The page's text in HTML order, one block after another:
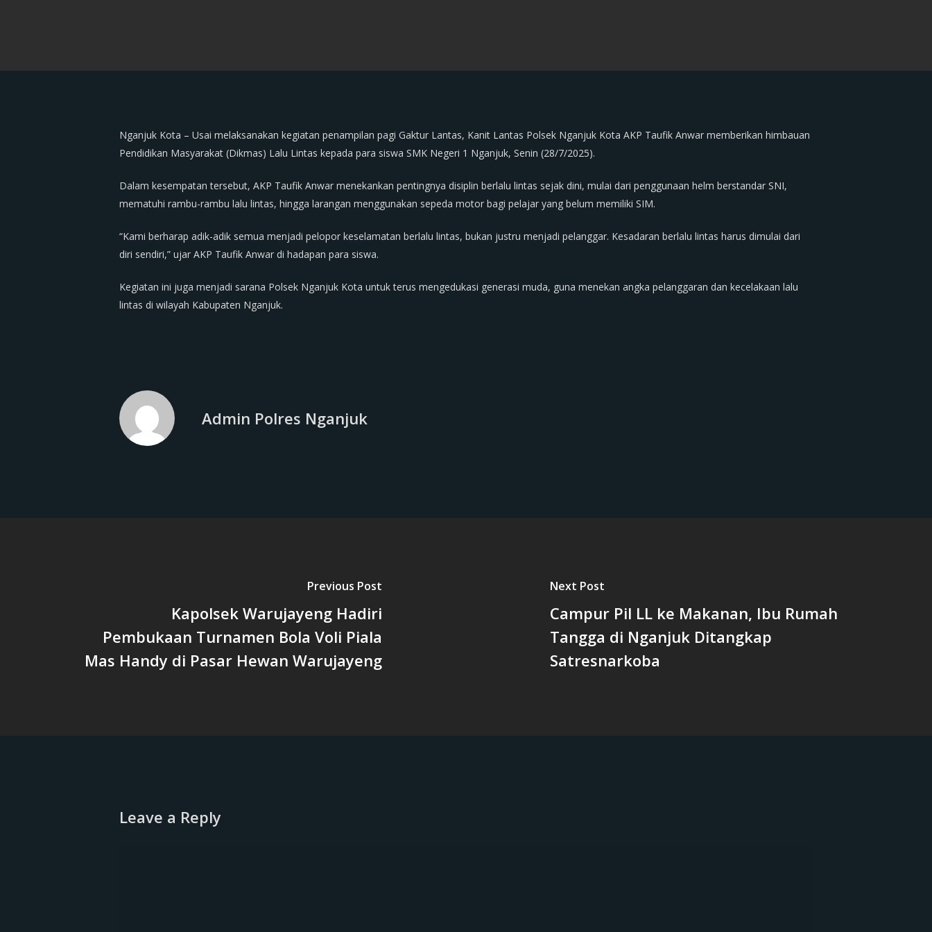
Nganjuk Kota – Usai melaksanakan kegiatan penampilan pagi Gaktur Lantas, Kanit Lantas Polsek Nganjuk Kota AKP Taufik Anwar memberikan himbauan
Pendidikan Masyarakat (Dikmas) Lalu Lintas kepada para siswa SMK Negeri 1 Nganjuk, Senin (28/7/2025).
Dalam kesempatan tersebut, AKP Taufik Anwar menekankan pentingnya disiplin berlalu lintas sejak dini, mulai dari penggunaan helm berstandar SNI,
mematuhi rambu-rambu lalu lintas, hingga larangan menggunakan sepeda motor bagi pelajar yang belum memiliki SIM.
“Kami berharap adik-adik semua menjadi pelopor keselamatan berlalu lintas, bukan justru menjadi pelanggar. Kesadaran berlalu lintas harus dimulai dari
diri sendiri,” ujar AKP Taufik Anwar di hadapan para siswa.
Kegiatan ini juga menjadi sarana Polsek Nganjuk Kota untuk terus mengedukasi generasi muda, guna menekan angka pelanggaran dan kecelakaan lalu
lintas di wilayah Kabupaten Nganjuk.
Admin Polres Nganjuk
Previous Post
Kapolsek Warujayeng Hadiri
Pembukaan Turnamen Bola Voli Piala
Mas Handy di Pasar Hewan Warujayeng
Next Post
Campur Pil LL ke Makanan, Ibu Rumah
Tangga di Nganjuk Ditangkap
Satresnarkoba
Leave a Reply